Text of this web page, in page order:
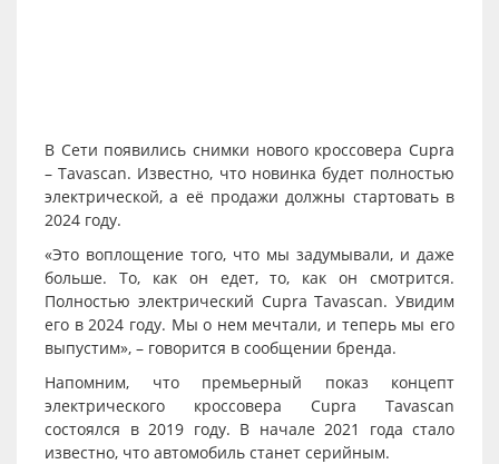
В Сети появились снимки нового кроссовера Cupra
– Tavascan. Известно, что новинка будет полностью
электрической, а её продажи должны стартовать в
2024 году.
«Это воплощение того, что мы задумывали, и даже
больше. То, как он едет, то, как он смотрится.
Полностью электрический Cupra Tavascan. Увидим
его в 2024 году. Мы о нем мечтали, и теперь мы его
выпустим», – говорится в сообщении бренда.
Напомним, что премьерный показ концепт
электрического кроссовера Cupra Tavascan
состоялся в 2019 году. В начале 2021 года стало
известно, что автомобиль станет серийным.